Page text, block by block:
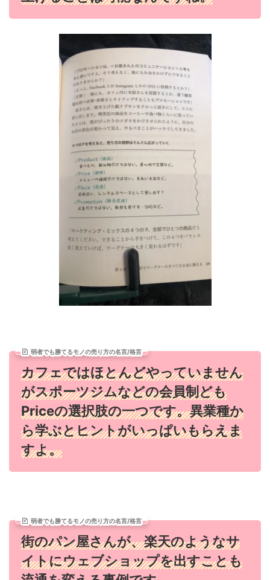
弱者でも勝てるモノの売り方の名言/格言
カフェではほとんどやっていません
がスポーツジムなどの会員制ども
Priceの選択肢の一つです。異業種か
ら学ぶとヒントがいっぱいもらえま
すよ。
弱者でも勝てるモノの売り方の名言/格言
街のパン屋さんが、楽天のようなサ
イトにウェブショップを出すことも